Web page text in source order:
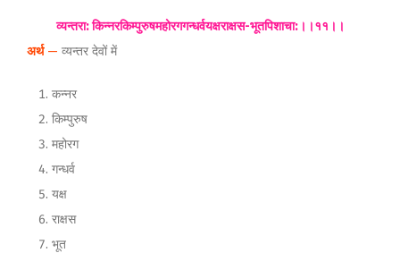
व्यन्तरा: किन्नरकिम्पुरुषमहोरगगन्धर्वयक्षराक्षस-भूतपिशाचा:।।११।।
अर्थ— व्यन्तर देवों में
कन्नर
किम्पुरुष
महोरग
गन्धर्व
यक्ष
राक्षस
भूत